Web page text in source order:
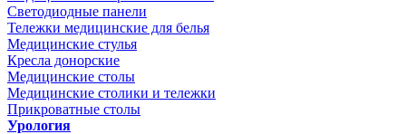
Светодиодные панели
Тележки медицинские для белья
Медицинские стулья
Кресла донорские
Медицинские столы
Медицинские столики и тележки
Прикроватные столы
Урология